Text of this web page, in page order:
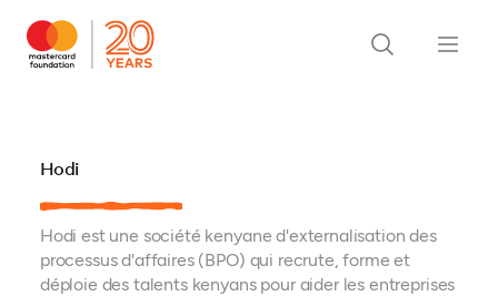
Hodi
Hodi est une société kenyane d'externalisation des
processus d'affaires (BPO) qui recrute, forme et
déploie des talents kenyans pour aider les entreprises